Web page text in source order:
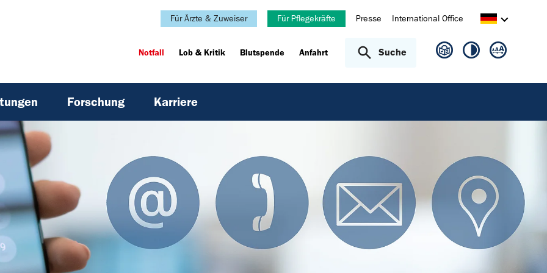
Für Ärzte & Zuweiser Für Pflegekräfte Presse International Office
Notfall Lob & Kritik Blutspende Anfahrt Suche
Forschung Karriere